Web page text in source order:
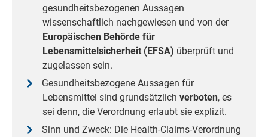
gesundheitsbezogenen Aussagen
wissenschaftlich nachgewiesen und von der
Europäischen Behörde für
Lebensmittelsicherheit (EFSA) überprüft und
zugelassen sein.
Gesundheitsbezogene Aussagen für
Lebensmittel sind grundsätzlich verboten, es
sei denn, die Verordnung erlaubt sie explizit.
Sinn und Zweck: Die Health-Claims-Verordnung